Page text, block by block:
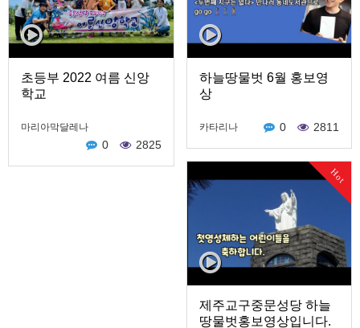
초등부 2022 여름 신앙
학교
마리아막달레나
0 2825
하늘땅물벗 6월 홍보영
상
카타리나 0 2811
Hot
제주교구중문성당 하늘
땅물벗홍보영상입니다.